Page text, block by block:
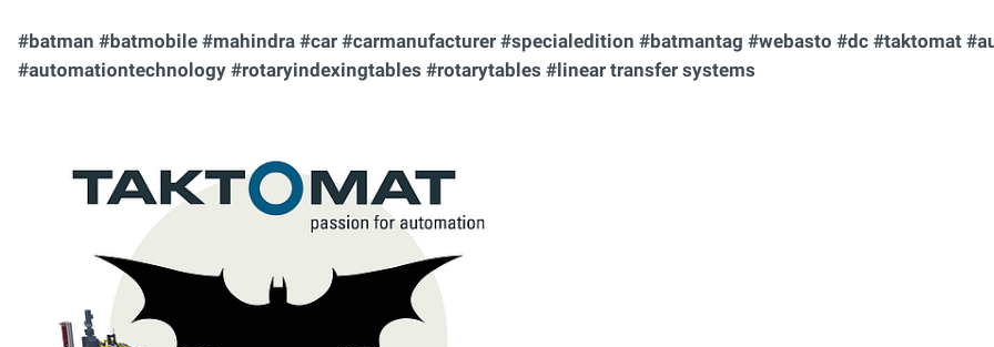
#batman #batmobile #mahindra #car #carmanufacturer #specialedition #batmantag #webasto #dc #taktomat
#automationtechnology #rotaryindexingtables #rotarytables #linear transfer systems